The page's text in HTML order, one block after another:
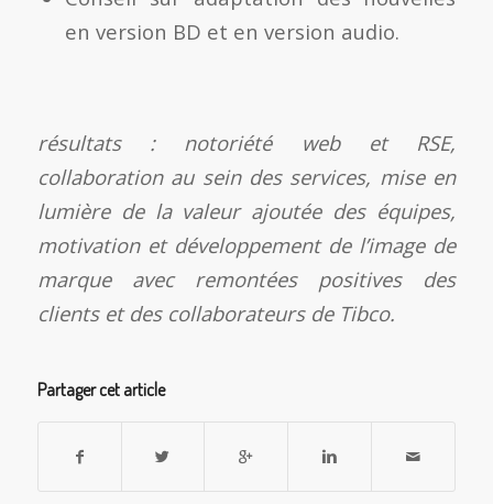
en version BD et en version audio.
résultats : notoriété web et RSE,
collaboration au sein des services, mise en
lumière de la valeur ajoutée des équipes,
motivation et développement de l’image de
marque avec remontées positives des
clients et des collaborateurs de Tibco.
Partager cet article